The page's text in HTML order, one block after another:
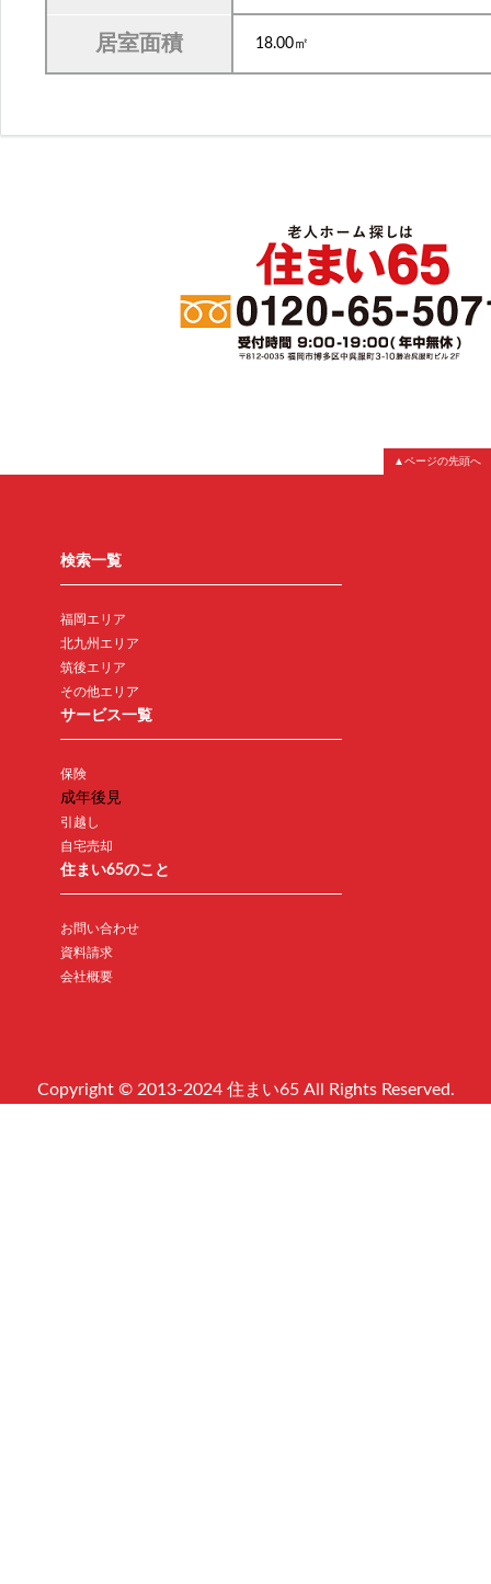
居室面積 18.00㎡
▲ページの先頭へ
検索一覧
福岡エリア
北九州エリア
筑後エリア
その他エリア
サービス一覧
保険
成年後見
引越し
自宅売却
住まい65のこと
お問い合わせ
資料請求
会社概要
Copyright © 2013-2024 住まい65 All Rights Reserved.